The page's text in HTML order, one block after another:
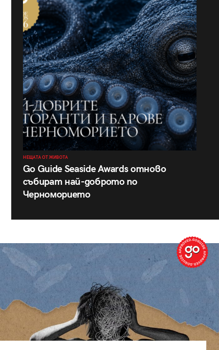
НЕЩАТА ОТ ЖИВОТА
Go Guide Seaside Awards отново
събират най-доброто по
Черноморието